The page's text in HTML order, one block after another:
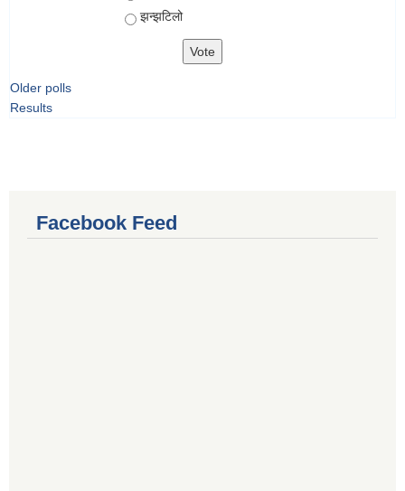
झन्झटिलो
Older polls
Results
Facebook Feed